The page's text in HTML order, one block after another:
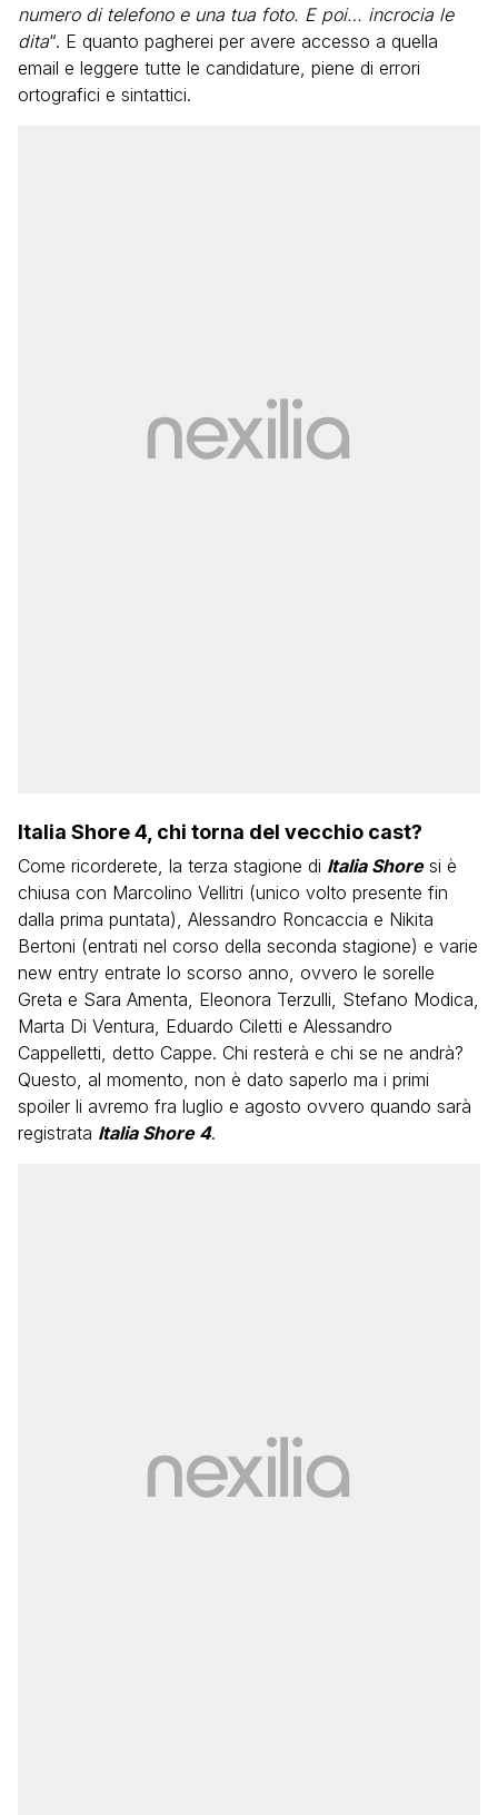
numero di telefono e una tua foto. E poi… incrocia le
dita“. E quanto pagherei per avere accesso a quella
email e leggere tutte le candidature, piene di errori
ortografici e sintattici.
Italia Shore 4, chi torna del vecchio cast?
Come ricorderete, la terza stagione di Italia Shoresi è
chiusa con Marcolino Vellitri (unico volto presente fin
dalla prima puntata), Alessandro Roncaccia e Nikita
Bertoni (entrati nel corso della seconda stagione) e varie
new entry entrate lo scorso anno, ovvero le sorelle
Greta e Sara Amenta, Eleonora Terzulli, Stefano Modica,
Marta Di Ventura, Eduardo Ciletti e Alessandro
Cappelletti, detto Cappe. Chi resterà e chi se ne andrà?
Questo, al momento, non è dato saperlo ma i primi
spoiler li avremo fra luglio e agosto ovvero quando sarà
registrata Italia Shore 4.